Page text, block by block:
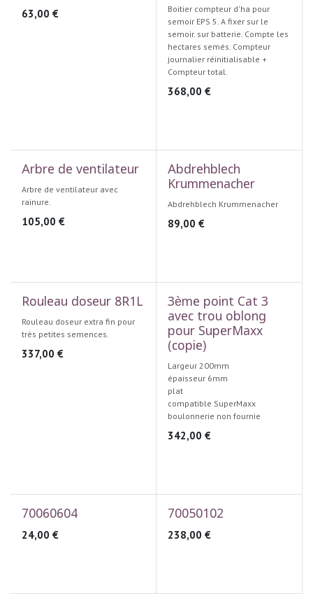
63,00 €
Boitier compteur d'ha pour
semoir EPS 5. A fixer sur le
semoir. sur batterie. Compte les
hectares semés. Compteur
journalier réinitialisable +
Compteur total.
368,00 €
Arbre de ventilateur
Arbre de ventilateur avec
rainure.
105,00 €
Abdrehblech
Krummenacher
Abdrehblech Krummenacher
89,00 €
Rouleau doseur 8R1L
Rouleau doseur extra fin pour
très petites semences.
337,00 €
3ème point Cat 3
avec trou oblong
pour SuperMaxx
(copie)
Largeur 200mm
épaisseur 6mm
plat
compatible SuperMaxx
boulonnerie non fournie
342,00 €
70060604
24,00 €
70050102
238,00 €